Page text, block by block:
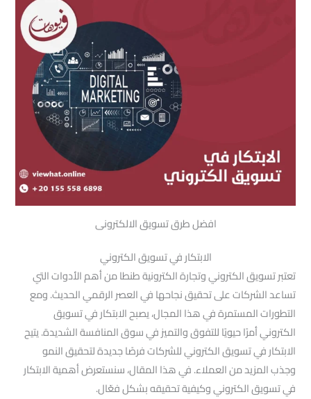
افضل طرق تسويق الالكترونى
الابتكار في تسويق الكتروني
تعتبر تسويق الكتروني وتجارة الكترونية طنطا من أهم الأدوات التي
تساعد الشركات على تحقيق نجاحها في العصر الرقمي الحديث. ومع
التطورات المستمرة في هذا المجال، يصبح الابتكار في تسويق
الكتروني أمرًا حيويًا للتفوق والتميز في سوق المنافسة الشديدة. يتيح
الابتكار في تسويق الكتروني للشركات فرصًا جديدة لتحقيق النمو
وجذب المزيد من العملاء. في هذا المقال، سنستعرض أهمية الابتكار
في تسويق الكتروني وكيفية تحقيقه بشكل فعّال.